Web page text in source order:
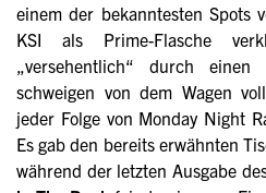
einem der bekanntesten Spots
KSI als Prime-Flasche
„versehentlich“ durch
schweigen von dem Wagen
jeder Folge von Monday Night
Es gab den bereits erwähnten
während der letzten Ausgabe